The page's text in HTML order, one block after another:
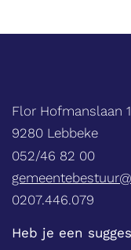
Balie
Adres
Flor Hofmanslaan 1
,9280 Lebbeke
052/46 82 00
E-
mail
0207.446.079
Heb je een